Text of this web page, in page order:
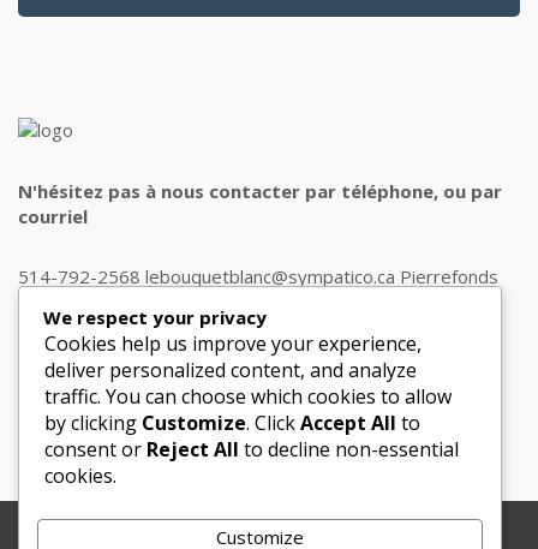
N'hésitez pas à nous contacter par téléphone, ou par
courriel
514-792-2568 lebouquetblanc@sympatico.ca Pierrefonds
Get in touch
Copyright © 2012-2025 Le Bouquet Blanc. All Rights
We respect your privacy
Cookies help us improve your experience,
deliver personalized content, and analyze
traffic. You can choose which cookies to allow
by clicking Customize. ClickAccept All to
consent or Reject All to decline non-essential
cookies.
Customize